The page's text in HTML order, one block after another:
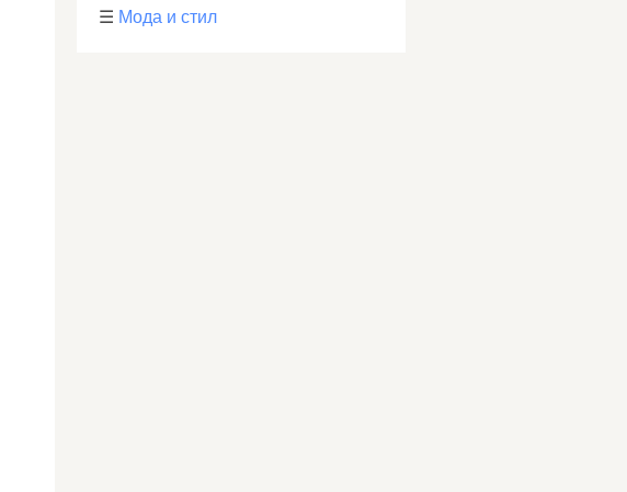
☰ Мода и стил